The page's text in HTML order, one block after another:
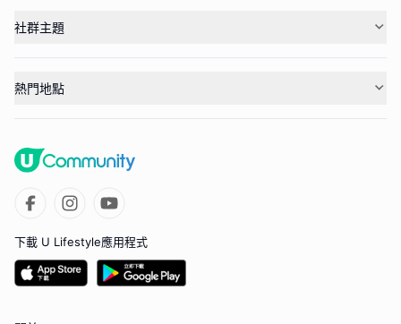
社群主題
熱門地點
下載 U Lifestyle應用程式